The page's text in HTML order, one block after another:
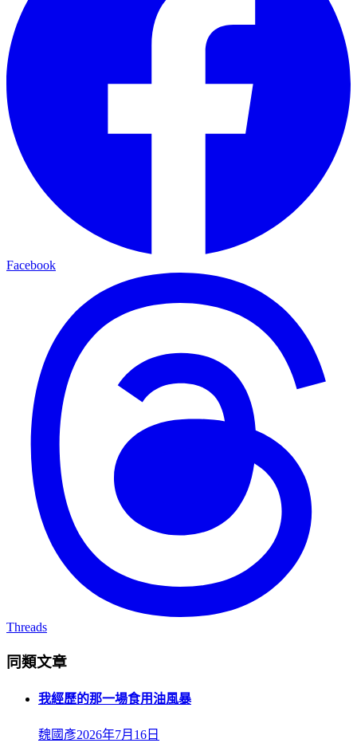
Facebook
Threads
同類文章
我經歷的那一場食用油風暴
魏國彥2026年7月16日